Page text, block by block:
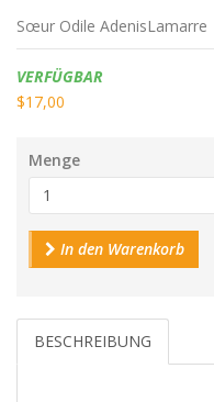
Sœur Odile AdenisLamarre
Verfügbarkeit:
VERFÜGBAR
$17,00
Menge
In den Warenkorb
BESCHREIBUNG